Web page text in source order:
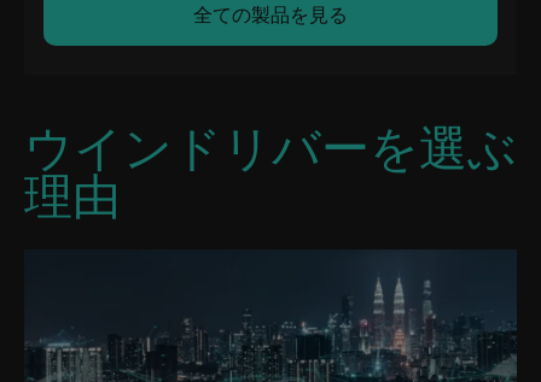
全ての製品を見る
ウインドリバーを選ぶ
理由